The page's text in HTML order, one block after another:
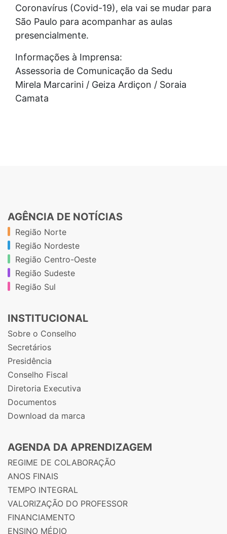
Coronavírus (Covid-19), ela vai se mudar para
São Paulo para acompanhar as aulas
presencialmente.
Informações à Imprensa:
Assessoria de Comunicação da Sedu
Mirela Marcarini / Geiza Ardiçon / Soraia
Camata
AGÊNCIA DE NOTÍCIAS
Região Norte
Região Nordeste
Região Centro-Oeste
Região Sudeste
Região Sul
INSTITUCIONAL
Sobre o Conselho
Secretários
Presidência
Conselho Fiscal
Diretoria Executiva
Documentos
Download da marca
AGENDA DA APRENDIZAGEM
REGIME DE COLABORAÇÃO
ANOS FINAIS
TEMPO INTEGRAL
VALORIZAÇÃO DO PROFESSOR
FINANCIAMENTO
ENSINO MÉDIO